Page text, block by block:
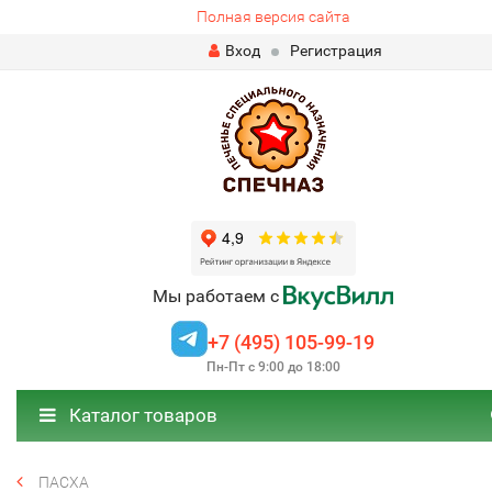
Полная версия сайта
Вход
Регистрация
Мы работаем с
+7 (495) 105-99-19
Пн-Пт с 9:00 до 18:00
Каталог товаров
ПАСХА